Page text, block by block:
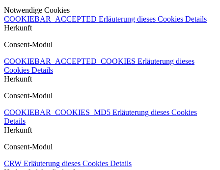
Notwendige Cookies
COOKIEBAR_ACCEPTED Erläuterung dieses Cookies Details
Herkunft
Consent-Modul
COOKIEBAR_ACCEPTED_COOKIES Erläuterung dieses
Cookies Details
Herkunft
Consent-Modul
COOKIEBAR_COOKIES_MD5 Erläuterung dieses Cookies
Details
Herkunft
Consent-Modul
CRW Erläuterung dieses Cookies Details